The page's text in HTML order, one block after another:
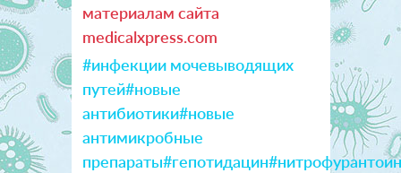
материалам сайта
medicalxpress.com
#инфекции мочевыводящих
путей#новые
антибиотики#новые
антимикробные
препараты#гепотидацин#нитрофурантоин